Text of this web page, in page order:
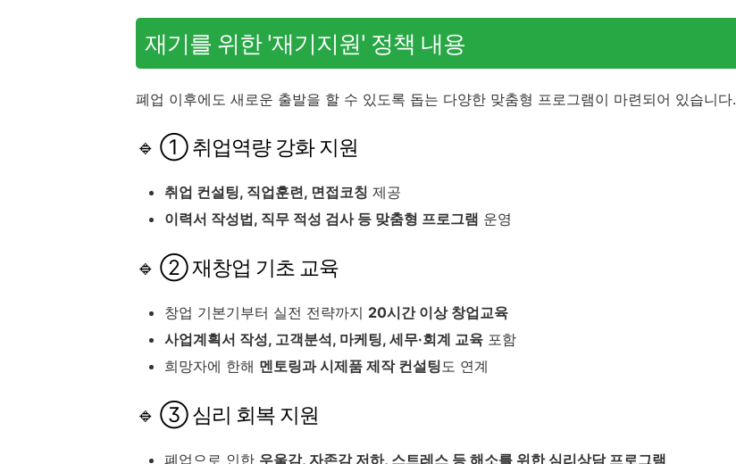
재기를 위한 '재기지원' 정책 내용
폐업 이후에도 새로운 출발을 할 수 있도록 돕는 다양한 맞춤형 프로그램이 마련되어 있습니다.
🔹 ① 취업역량 강화 지원
취업 컨설팅, 직업훈련, 면접코칭 제공
이력서 작성법, 직무 적성 검사 등 맞춤형 프로그램 운영
🔹 ② 재창업 기초 교육
창업 기본기부터 실전 전략까지 20시간 이상 창업교육
사업계획서 작성, 고객분석, 마케팅, 세무·회계 교육 포함
희망자에 한해 멘토링과 시제품 제작 컨설팅도 연계
🔹 ③ 심리 회복 지원
폐업으로 인한 우울감, 자존감 저하, 스트레스 등 해소를 위한 심리상담 프로그램